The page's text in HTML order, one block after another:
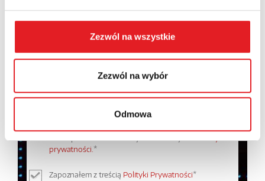
Zezwól na wszystkie
Zezwól na wybór
Odmowa
Wyrażam zgodę na przetwarzanie moich danych
temat przetwarzania danych osobowych wPolityce
prywatności.*
Zapoznałem z treścią Polityki Prywatności*